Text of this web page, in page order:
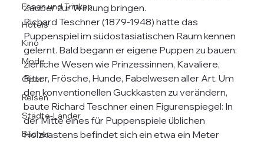
Essen und Trinken
Hotels
Kino
Mode
Oper
Reisen
Städte-Länder
Bücher
Zauber zur Wirkung bringen.
Richard Teschner (1879-1948) hatte das
Puppenspiel im südostasiatischen Raum kennen
gelernt. Bald begann er eigene Puppen zu bauen:
zierliche Wesen wie Prinzessinnen, Kavaliere,
Ritter, Frösche, Hunde, Fabelwesen aller Art. Um
den konventionellen Guckkasten zu verändern,
baute Richard Teschner einen Figurenspiegel: In
der Mitte eines für Puppenspiele üblichen
Holzkastens befindet sich ein etwa ein Meter